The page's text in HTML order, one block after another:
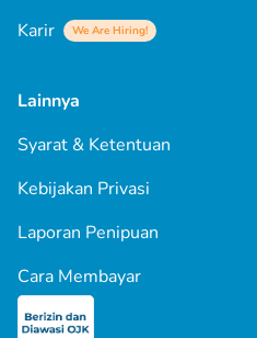
Karir
We Are Hiring!
Lainnya
Syarat & Ketentuan
Kebijakan Privasi
Laporan Penipuan
Cara Membayar